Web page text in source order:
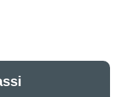
Serviços
Rueda
Oliveira